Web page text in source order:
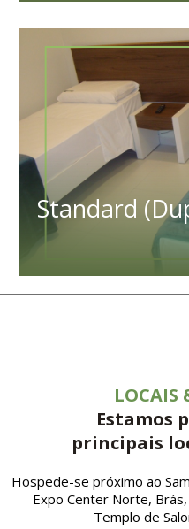
Standard
LOCAIS
Estamos
principais
Hospede-se próximo ao
Expo Center Norte,
Templo de